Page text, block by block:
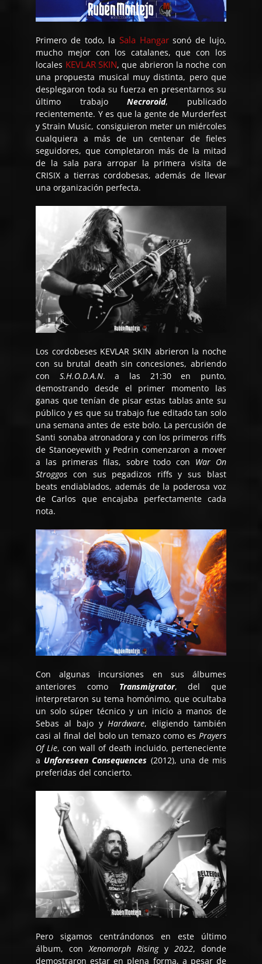
Primero de todo, la Sala Hangarsonó de lujo,
mucho mejor con los catalanes, que con los
locales KEVLAR SKIN, que abrieron la noche con
una propuesta musical muy distinta, pero que
desplegaron toda su fuerza en presentarnos su
último trabajoNecroroid, publicado
recientemente. Y es que la gente de Murderfest
y Strain Music, consiguieron meter un miércoles
cualquiera a más de un centenar de fieles
seguidores, que completaron más de la mitad
de la sala para arropar la primera visita de
CRISIX a tierras cordobesas, además de llevar
una organización perfecta.
Los cordobeses KEVLAR SKIN abrieron la noche
con su brutal death sin concesiones, abriendo
con S.H.O.D.A.N. a las 21:30 en punto,
demostrando desde el primer momento las
ganas que tenían de pisar estas tablas ante su
público y es que su trabajo fue editado tan solo
una semana antes de este bolo. La percusión de
Santi sonaba atronadora y con los primeros riffs
de Stanoeyewith y Pedrin comenzaron a mover
a las primeras filas, sobre todo con War On
Stroggos con sus pegadizos riffs y sus blast
beats endiablados, además de la poderosa voz
de Carlos que encajaba perfectamente cada
nota.
Con algunas incursiones en sus álbumes
anteriores como Transmigrator, del que
interpretaron su tema homónimo, que ocultaba
un solo súper técnico y un inicio a manos de
Sebas al bajo yHardware, eligiendo también
casi al final del bolo un temazo como es Prayers
Of Lie, con wall of death incluido, perteneciente
a Unforeseen Consequences (2012), una de mis
preferidas del concierto.
Pero sigamos centrándonos en este último
álbum, conXenomorph Risingy 2022, donde
demostraron estar en plena forma, a pesar de